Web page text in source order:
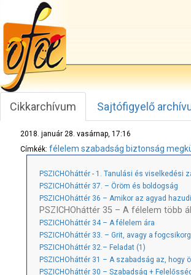
Cikkarchívum Sajtófigyelő
2018. január 28. vasárnap, 17:16
Címkék: félelem szabadság biztonság
PSZICHOháttér - 1. Tanulási és viselkedési
PSZICHOháttér 37. – Öröm és boldogság
PSZICHOháttér 36 – Amikor az agyad
PSZICHOháttér 35 – A félelem több
PSZICHOháttér 34 – A félelem ára
PSZICHOháttér 33. – Grit, avagy a
PSZICHOháttér 32.– Feladat (1)
PSZICHOháttér 31 – A szabadság az, hogy
PSZICHOháttér 30 – Szabadság +